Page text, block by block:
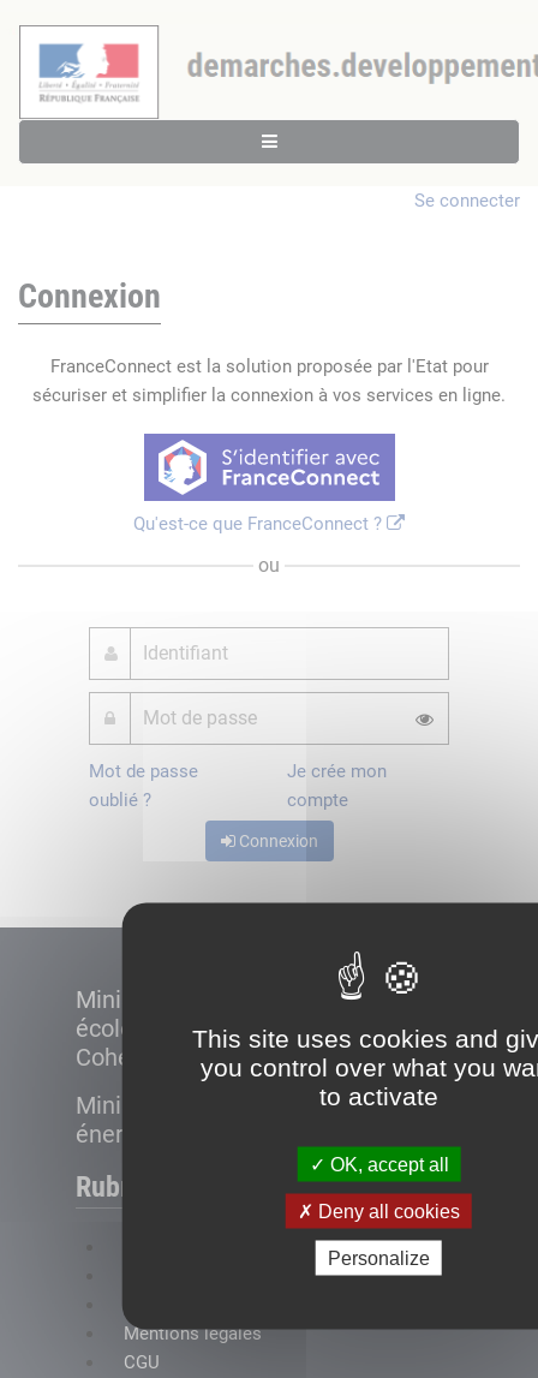
This site uses cookies and
you control over what you
to activate
OK, accept all
Deny all cookies
Personalize
Se connecter
Connexion
FranceConnect est la solution proposée par l'Etat pour
sécuriser et simplifier la connexion à vos services en ligne.
Qu'est-ce que FranceConnect ?
ou
Mot de passe
oublié ?
Je crée mon
compte
Connexion
Ministère de la Transition
écologique et de la
Cohésion des territoires
Ministère de la Transition
énergétique
Rubriques
Mentions légales
CGU